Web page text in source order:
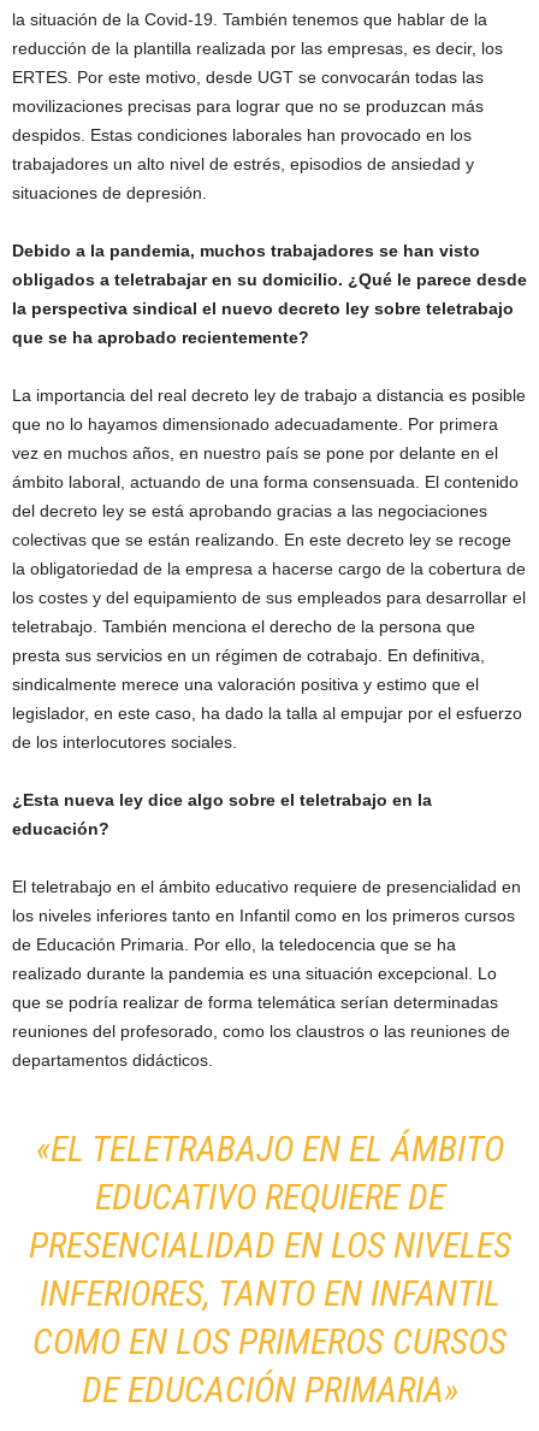
la situación de la Covid-19. También tenemos que hablar de la
reducción de la plantilla realizada por las empresas, es decir, los
ERTES. Por este motivo, desde UGT se convocarán todas las
movilizaciones precisas para lograr que no se produzcan más
despidos. Estas condiciones laborales han provocado en los
trabajadores un alto nivel de estrés, episodios de ansiedad y
situaciones de depresión.
Debido a la pandemia, muchos trabajadores se han visto
obligados a teletrabajar en su domicilio. ¿Qué le parece desde
la perspectiva sindical el nuevo decreto ley sobre teletrabajo
que se ha aprobado recientemente?
La importancia del real decreto ley de trabajo a distancia es posible
que no lo hayamos dimensionado adecuadamente. Por primera
vez en muchos años, en nuestro país se pone por delante en el
ámbito laboral, actuando de una forma consensuada. El contenido
del decreto ley se está aprobando gracias a las negociaciones
colectivas que se están realizando. En este decreto ley se recoge
la obligatoriedad de la empresa a hacerse cargo de la cobertura de
los costes y del equipamiento de sus empleados para desarrollar el
teletrabajo. También menciona el derecho de la persona que
presta sus servicios en un régimen de cotrabajo. En definitiva,
sindicalmente merece una valoración positiva y estimo que el
legislador, en este caso, ha dado la talla al empujar por el esfuerzo
de los interlocutores sociales.
¿Esta nueva ley dice algo sobre el teletrabajo en la
educación?
El teletrabajo en el ámbito educativo requiere de presencialidad en
los niveles inferiores tanto en Infantil como en los primeros cursos
de Educación Primaria. Por ello, la teledocencia que se ha
realizado durante la pandemia es una situación excepcional. Lo
que se podría realizar de forma telemática serían determinadas
reuniones del profesorado, como los claustros o las reuniones de
departamentos didácticos.
«EL TELETRABAJO EN EL ÁMBITO
EDUCATIVO REQUIERE DE
PRESENCIALIDAD EN LOS NIVELES
INFERIORES, TANTO EN INFANTIL
COMO EN LOS PRIMEROS CURSOS
DE EDUCACIÓN PRIMARIA»